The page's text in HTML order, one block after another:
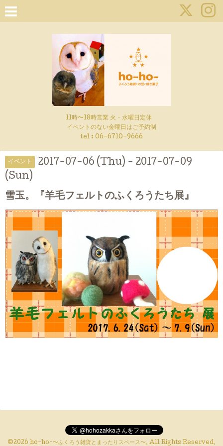
11時〜18時営業 火・水曜日定休
イベントのない金曜日はご予約制
tel : 06-6710-9666
イベント
2017-07-06 (Thu) - 2017-07-09
(Sun)
雪玉。『羊毛フェルトのふくろうたち展』
©2026 ho-ho-〜ふくろう雑貨とまったりスペース〜. All Rights Reserved.